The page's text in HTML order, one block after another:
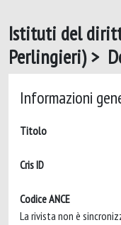
Istituti del
Perlingieri) >
Informazioni
Titolo
Cris ID
Codice ANCE
La rivista non è